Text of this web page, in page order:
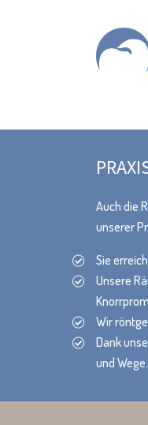
Auch die
unserer
Sie
Unsere
Wir
Dank
und Wege.